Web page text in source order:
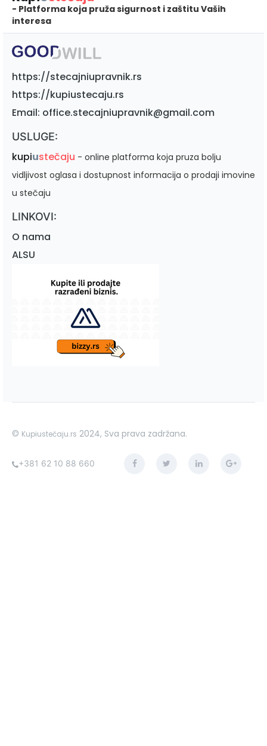
- Platforma koja pruža sigurnost i zaštitu Vaših
interesa
https://stecajniupravnik.rs
https://kupiustecaju.rs
Email: office.stecajniupravnik@gmail.com
USLUGE:
kupiustečaju - online platforma koja pruza bolju
vidljivost oglasa i dostupnost informacija o prodaji imovine
u stečaju
LINKOVI:
O nama
ALSU
© Kupiustečaju.rs 2024, Sva prava zadržana.
+381 62 10 88 660